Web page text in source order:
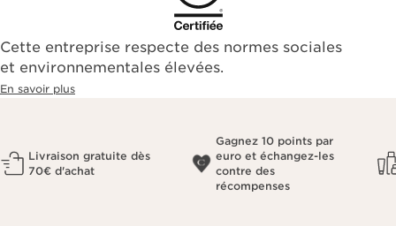
Cette entreprise respecte des normes sociales
et environnementales élevées.
En savoir plus
Livraison gratuite dès
70€ d'achat
Gagnez 10 points par
euro et échangez-les
contre des
récompenses